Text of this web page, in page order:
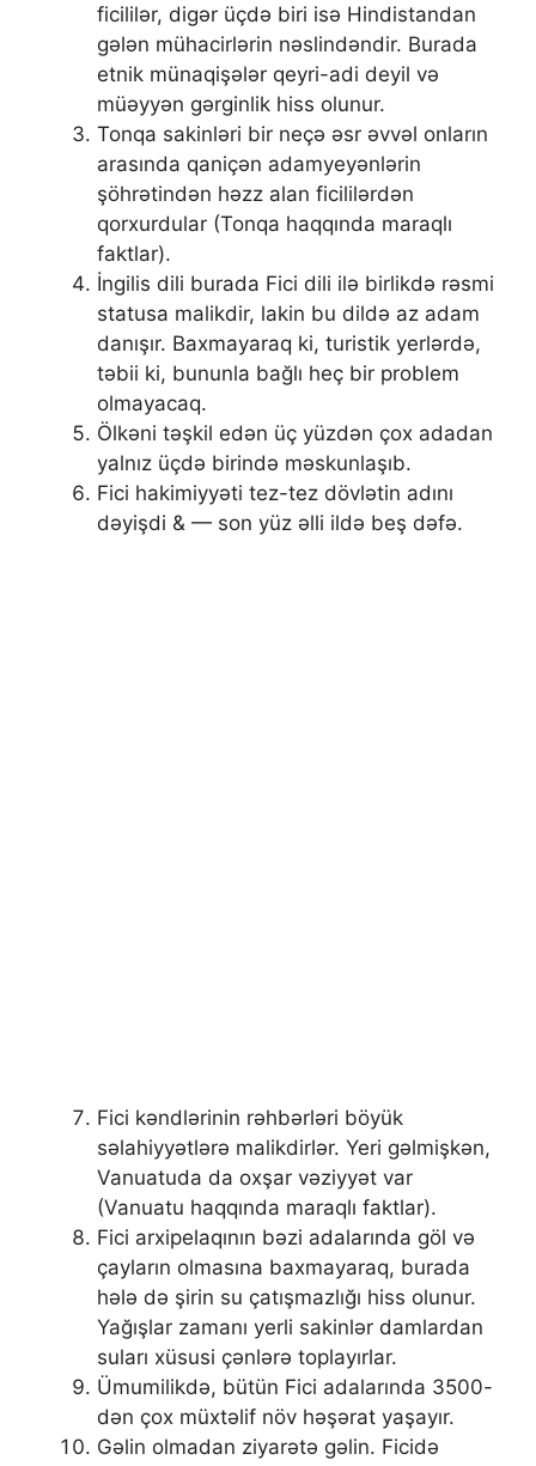
ficililər, digər üçdə biri isə Hindistandan
gələn mühacirlərin nəslindəndir. Burada
etnik münaqişələr qeyri-adi deyil və
müəyyən gərginlik hiss olunur.
Tonqa sakinləri bir neçə əsr əvvəl onların
arasında qaniçən adamyeyənlərin
şöhrətindən həzz alan ficililərdən
qorxurdular (Tonqa haqqında maraqlı
faktlar).
İngilis dili burada Fici dili ilə birlikdə rəsmi
statusa malikdir, lakin bu dildə az adam
danışır. Baxmayaraq ki, turistik yerlərdə,
təbii ki, bununla bağlı heç bir problem
olmayacaq.
Ölkəni təşkil edən üç yüzdən çox adadan
yalnız üçdə birində məskunlaşıb.
Fici hakimiyyəti tez-tez dövlətin adını
dəyişdi & — son yüz əlli ildə beş dəfə.
Fici kəndlərinin rəhbərləri böyük
səlahiyyətlərə malikdirlər. Yeri gəlmişkən,
Vanuatuda da oxşar vəziyyət var
(Vanuatu haqqında maraqlı faktlar).
Fici arxipelaqının bəzi adalarında göl və
çayların olmasına baxmayaraq, burada
hələ də şirin su çatışmazlığı hiss olunur.
Yağışlar zamanı yerli sakinlər damlardan
suları xüsusi çənlərə toplayırlar.
Ümumilikdə, bütün Fici adalarında 3500-
dən çox müxtəlif növ həşərat yaşayır.
Gəlin olmadan ziyarətə gəlin. Ficidə